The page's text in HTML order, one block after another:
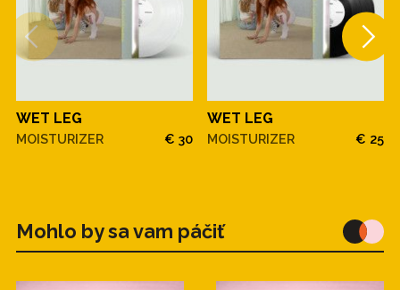
WET LEG
MOISTURIZER € 30
WET LEG
MOISTURIZER € 25
Mohlo by sa vam páčiť